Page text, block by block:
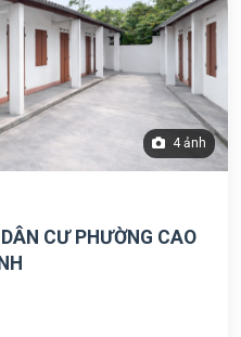
4 ảnh
CƯ PHƯỜNG CAO